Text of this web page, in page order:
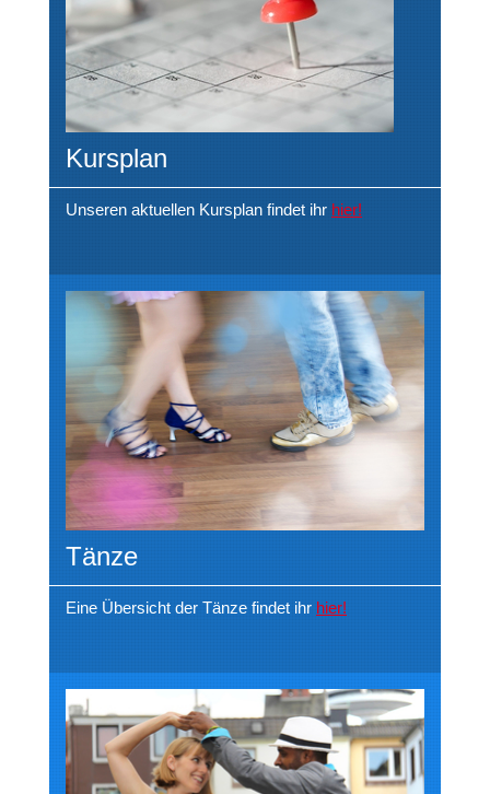
Kursplan
Unseren aktuellen Kursplan findet ihr hier!
Tänze
Eine Übersicht der Tänze findet ihr hier!